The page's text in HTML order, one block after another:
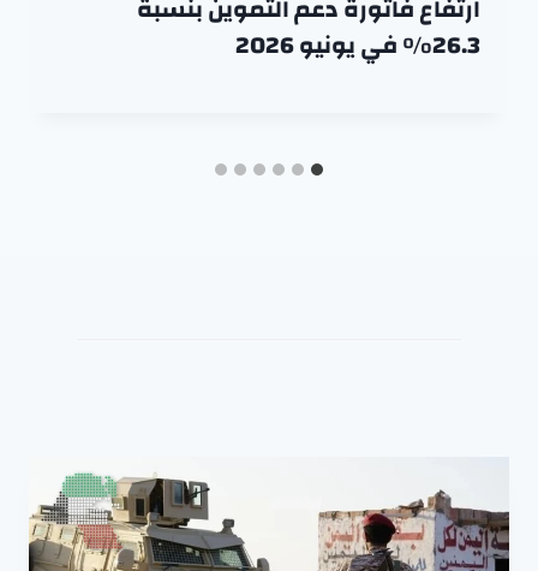
ارتفاع فاتورة دعم التموين بنسبة
26.3% في يونيو 2026